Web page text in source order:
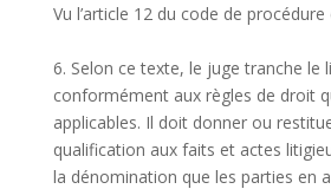
Vu l’article 12 du code de procédure
6. Selon ce texte, le juge tranche le
conformément aux règles de droit
applicables. Il doit donner ou
qualification aux faits et actes
la dénomination que les parties en